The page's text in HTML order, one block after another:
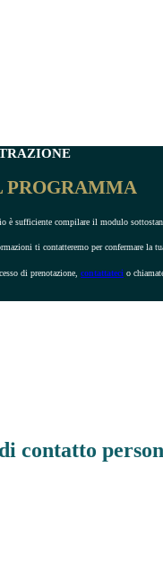
PROGRAMMA
è sufficiente compilare il modulo
ti contatteremo per confermare la
di prenotazione, contattateci o
contatto